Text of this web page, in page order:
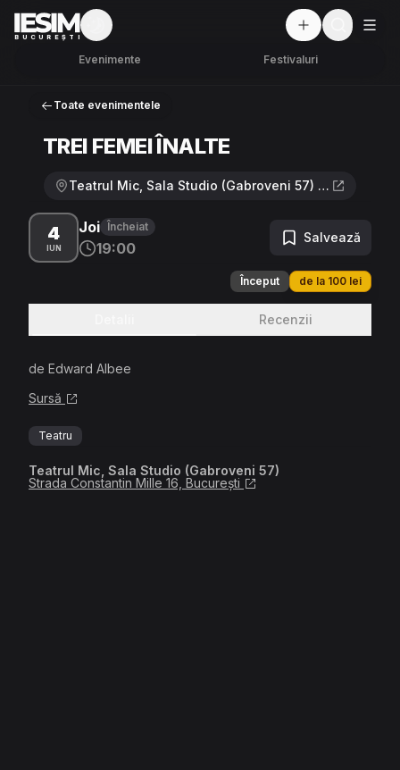
BUCUREȘTI Mod întunecat
Evenimente Festivaluri
Toate evenimentele
TREI FEMEI ÎNALTE
Teatrul Mic, Sala Studio (Gabroveni 57) · Strada Constantin Mille 16, București
4
IUN
Joi Încheiat
19:00
Salvează
Început de la 100 lei
Recenzii
de Edward Albee
Sursă
Teatru
Teatrul Mic, Sala Studio (Gabroveni 57)
Strada Constantin Mille 16, București